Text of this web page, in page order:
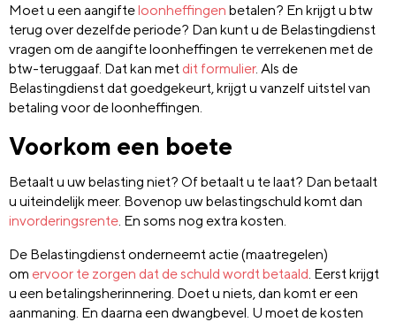
Moet u een aangifteloonheffingen betalen? En krijgt u btw
terug over dezelfde periode? Dan kunt u de Belastingdienst
vragen om de aangifte loonheffingen te verrekenen met de
btw-teruggaaf. Dat kan met dit formulier. Als de
Belastingdienst dat goedgekeurt, krijgt u vanzelf uitstel van
betaling voor de loonheffingen.
Voorkom een boete
Betaalt u uw belasting niet? Of betaalt u te laat? Dan betaalt
u uiteindelijk meer. Bovenop uw belastingschuld komt dan
invorderingsrente . En soms nog extra kosten.
De Belastingdienst onderneemt actie (maatregelen)
om ervoor te zorgen dat de schuld wordt betaald . Eerst krijgt
u een betalingsherinnering. Doet u niets, dan komt er een
aanmaning. En daarna een dwangbevel. U moet de kosten